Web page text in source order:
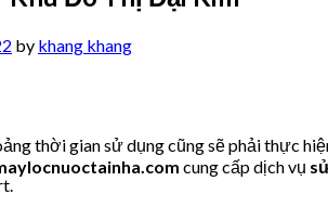
by khang khang
thời gian sử dụng cũng sẽ phải thực
cung cấp dịch vụ